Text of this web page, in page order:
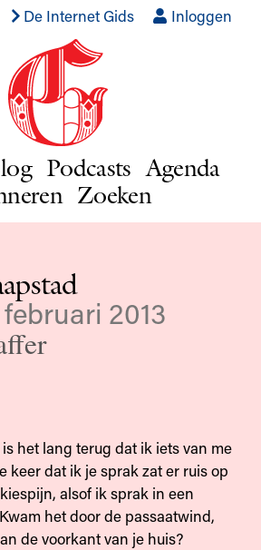
De Internet Gids Inloggen
Podcasts Agenda
Zoeken
2013
is het lang terug dat ik iets van me
keer dat ik je sprak zat er ruis op
alsof ik sprak in een
het door de passaatwind,
de voorkant van je huis?